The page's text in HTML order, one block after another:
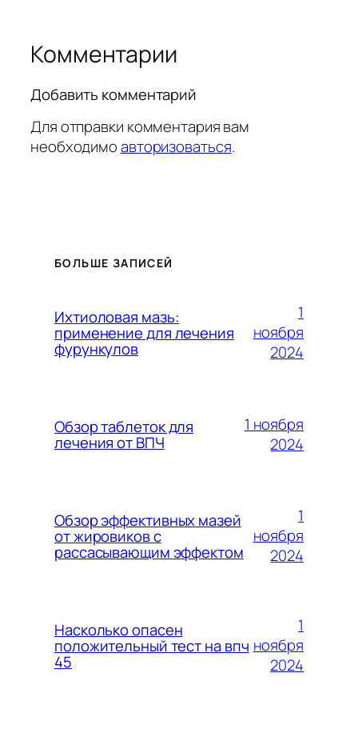
Комментарии
Добавить комментарий
Для отправки комментария вам
необходимоавторизоваться.
БОЛЬШЕ ЗАПИСЕЙ
Ихтиоловая мазь:
применение для лечения
фурункулов
1
ноября
2024
Обзор таблеток для
лечения от ВПЧ
1 ноября
2024
Обзор эффективных мазей
от жировиков с
рассасывающим эффектом
1
ноября
2024
Насколько опасен
положительный тест на впч
45
1
ноября
2024